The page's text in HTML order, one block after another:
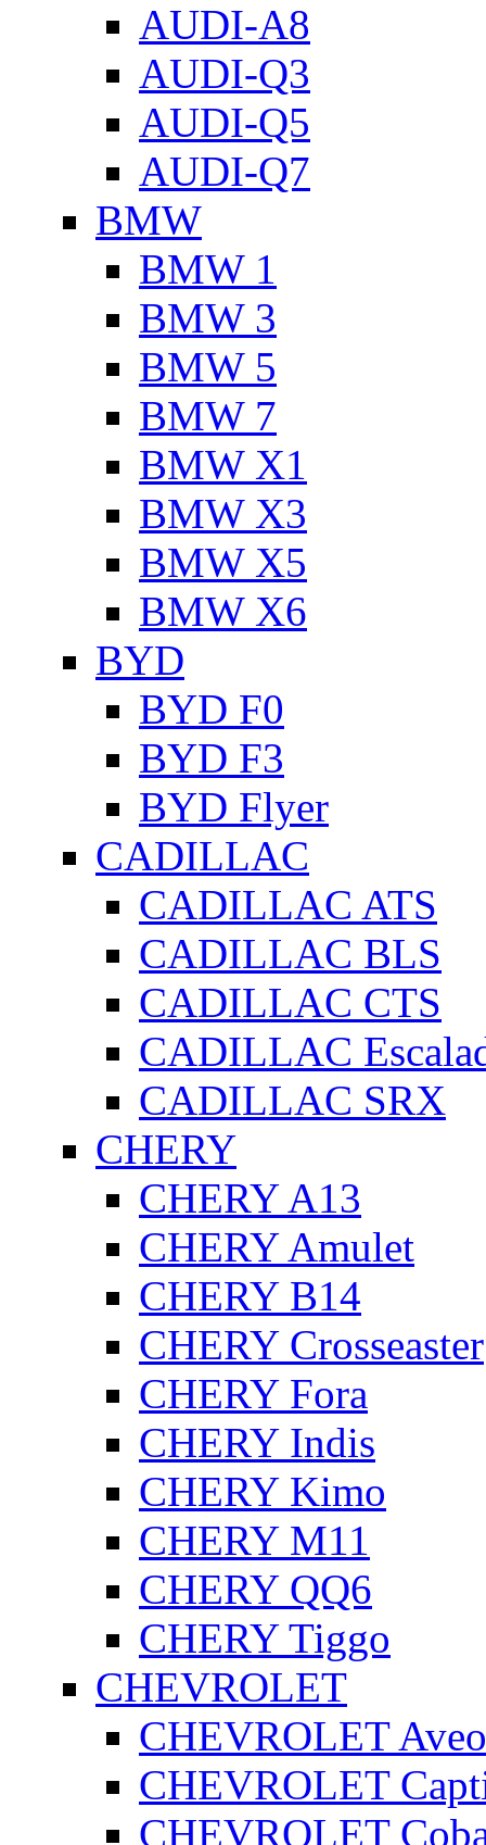
AUDI-A8
AUDI-Q3
AUDI-Q5
AUDI-Q7
BMW
BMW 1
BMW 3
BMW 5
BMW 7
BMW X1
BMW X3
BMW X5
BMW X6
BYD
BYD F0
BYD F3
BYD Flyer
CADILLAC
CADILLAC ATS
CADILLAC BLS
CADILLAC CTS
CADILLAC
CADILLAC SRX
CHERY
CHERY A13
CHERY Amulet
CHERY B14
CHERY Crosseaster
CHERY Fora
CHERY Indis
CHERY Kimo
CHERY M11
CHERY QQ6
CHERY Tiggo
CHEVROLET
CHEVROLET Aveo
CHEVROLET
CHEVROLET